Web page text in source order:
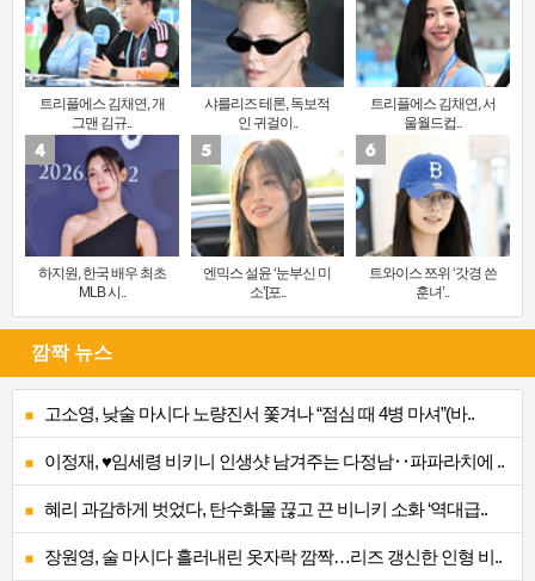
트리플에스 김채연, 개
그맨 김규..
샤를리즈 테론, 독보적
인 귀걸이..
트리플에스 김채연, 서
울월드컵..
하지원, 한국 배우 최초
MLB 시..
엔믹스 설윤 ‘눈부신 미
소’[포..
트와이스 쯔위 ‘갓경 쓴
훈녀’..
깜짝 뉴스
고소영, 낮술 마시다 노량진서 쫓겨나 “점심 때 4병 마셔”(바..
이정재, ♥임세령 비키니 인생샷 남겨주는 다정남‥파파라치에 ..
혜리 과감하게 벗었다, 탄수화물 끊고 끈 비니키 소화 ‘역대급..
장원영, 술 마시다 흘러내린 옷자락 깜짝…리즈 갱신한 인형 비..